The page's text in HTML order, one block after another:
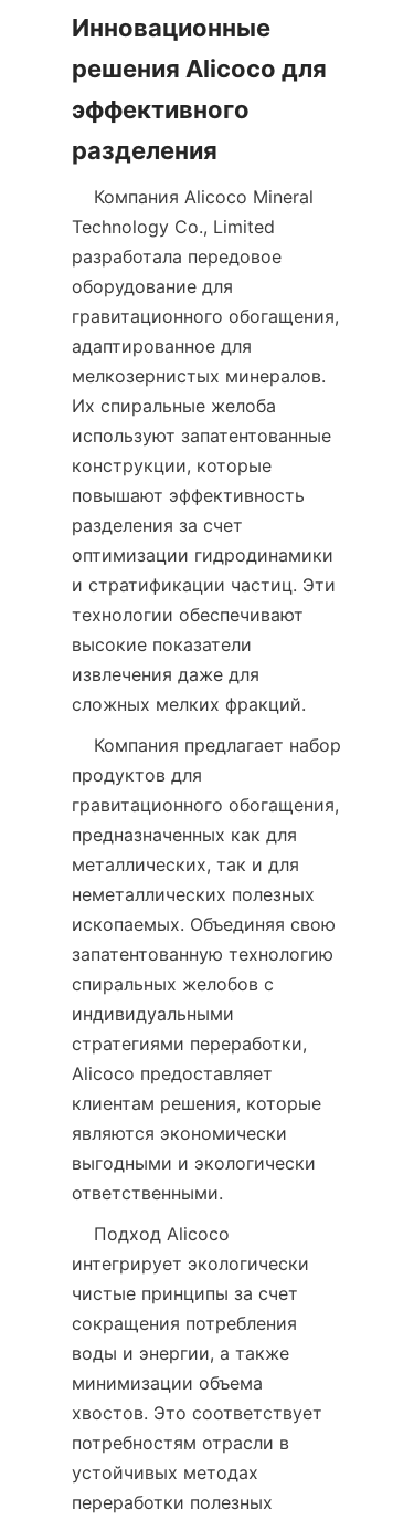
Инновационные
решения Alicoco для
эффективного
Technology Co., Limited
разработала передовое
оборудование для
гравитационного обогащения,
адаптированное для
мелкозернистых минералов.
Их спиральные желоба
используют запатентованные
конструкции, которые
повышают эффективность
разделения за счет
оптимизации гидродинамики
и стратификации частиц. Эти
технологии обеспечивают
высокие показатели
извлечения даже для
продуктов для
гравитационного обогащения,
предназначенных как для
металлических, так и для
неметаллических полезных
ископаемых. Объединяя свою
запатентованную технологию
спиральных желобов с
индивидуальными
стратегиями переработки,
Alicoco предоставляет
клиентам решения, которые
являются экономически
выгодными и экологически
интегрирует экологически
чистые принципы за счет
сокращения потребления
воды и энергии, а также
минимизации объема
хвостов. Это соответствует
потребностям отрасли в
устойчивых методах
переработки полезных